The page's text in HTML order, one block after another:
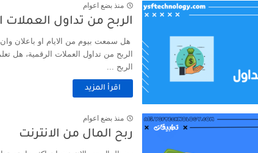
منذ بضع اعوام
الربح من تداول العملات
هل سمعت بيوم من الايام او باعلان
الربح من تداول العملات الرقمية، هل
الربح ...
اقرأ المزيد
منذ بضع اعوام
ربح المال من الانترنت